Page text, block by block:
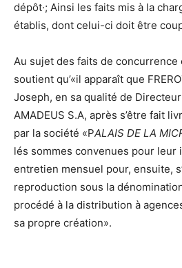
dépôt·; Ainsi les faits mis à la
établis, dont celui-ci doit être
Au sujet des faits de
soutient qu’«il apparaît que
Joseph, en sa qualité de
AMADEUS S.A, après s’être fait
par la société «PALAIS DE LA
lés sommes convenues pour leur
entretien mensuel pour, ensuite,
reproduction sous la
procédé à la distribution à
sa propre création».